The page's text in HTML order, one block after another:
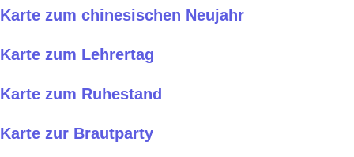
Karte zum chinesischen Neujahr
Karte zum Lehrertag
Karte zum Ruhestand
Karte zur Brautparty